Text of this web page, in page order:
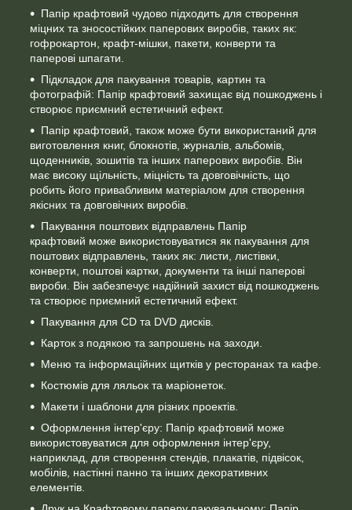
Папір крафтовий чудово підходить для створення
міцних та зносостійких паперових виробів, таких як:
гофрокартон, крафт-мішки, пакети, конверти та
паперові шпагати.
Підкладок для пакування товарів, картин та
фотографій: Папір крафтовий захищає від пошкоджень і
створює приємний естетичний ефект.
Папір крафтовий, також може бути використаний для
виготовлення книг, блокнотів, журналів, альбомів,
щоденників, зошитів та інших паперових виробів. Він
має високу щільність, міцність та довговічність, що
робить його привабливим матеріалом для створення
якісних та довговічних виробів.
Пакування поштових відправлень Папір
крафтовий може використовуватися як пакування для
поштових відправлень, таких як: листи, листівки,
конверти, поштові картки, документи та інші паперові
вироби. Він забезпечує надійний захист від пошкоджень
та створює приємний естетичний ефект.
Пакування для CD та DVD дисків.
Карток з подякою та запрошень на заходи.
Меню та інформаційних щитків у ресторанах та кафе.
Костюмів для ляльок та маріонеток.
Макети і шаблони для різних проектів.
Оформлення інтер'єру: Папір крафтовий може
використовуватися для оформлення інтер'єру,
наприклад, для створення стендів, плакатів, підвісок,
мобілів, настінні панно та інших декоративних
елементів.